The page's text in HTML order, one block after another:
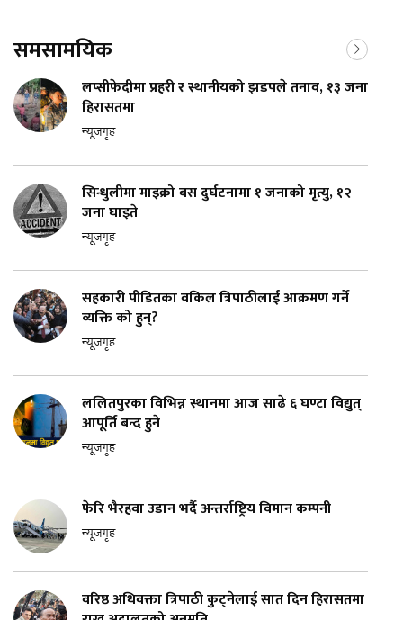
समसामयिक
लप्सीफेदीमा प्रहरी र स्थानीयको झडपले तनाव, १३ जना
हिरासतमा
न्यूजगृह
सिन्धुलीमा माइक्रो बस दुर्घटनामा १ जनाको मृत्यु, १२
जना घाइते
न्यूजगृह
सहकारी पीडितका वकिल त्रिपाठीलाई आक्रमण गर्ने
व्यक्ति को हुन्?
न्यूजगृह
ललितपुरका विभिन्न स्थानमा आज साढे ६ घण्टा विद्युत्
आपूर्ति बन्द हुने
न्यूजगृह
फेरि भैरहवा उडान भर्दै अन्तर्राष्ट्रिय विमान कम्पनी
न्यूजगृह
वरिष्ठ अधिवक्ता त्रिपाठी कुट्नेलाई सात दिन हिरासतमा